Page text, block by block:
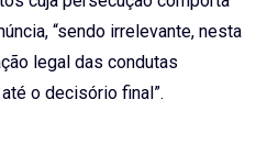
“sendo irrelevante, nesta
legal das condutas
o decisório final”.